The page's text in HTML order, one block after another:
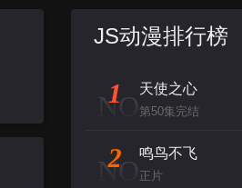
JS动漫排行榜
NO
1 天使之心
第50集完结
NO
2 鸣鸟不飞
正片